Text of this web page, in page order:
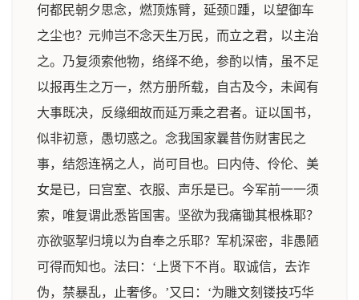
何都民朝夕思念，燃顶炼臂，延颈踵，以望御车
之尘也？元帅岂不念天生万民，而立之君，以主治
之。乃复须索他物，络绎不绝，参酌以情，虽不足
以报再生之万一，然方册所载，自古及今，未闻有
大事既决，反缘细故而延万乘之君者。证以国书，
似非初意，愚切惑之。念我国家曩昔伤财害民之
事，结怨连祸之人，尚可目也。曰内侍、伶伦、美
女是已，曰宫室、衣服、声乐是已。今军前一一须
索，唯复谓此悉皆国害。坚欲为我痛锄其根株耶？
亦欲驱挈归境以为自奉之乐耶？军机深密，非愚陋
可得而知也。法曰：‘上贤下不肖。取诚信，去诈
伪，禁暴乱，止奢侈。’又曰：‘为雕文刻镂技巧华